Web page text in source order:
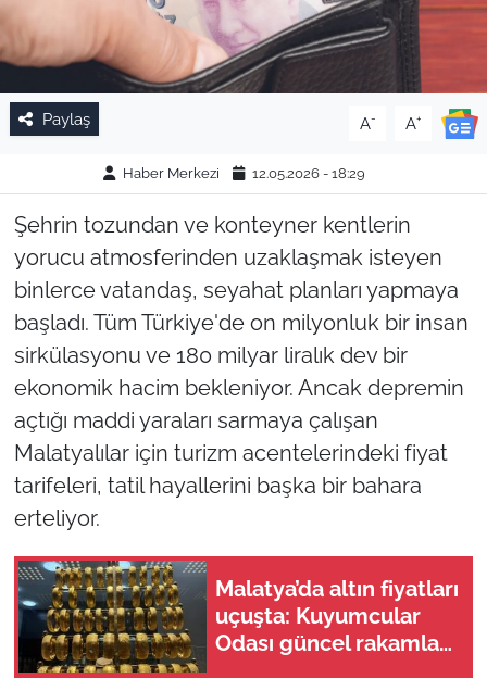
Paylaş A- A+
Haber Merkezi 12.05.2026 - 18:29
Şehrin tozundan ve konteyner kentlerin
yorucu atmosferinden uzaklaşmak isteyen
binlerce vatandaş, seyahat planları yapmaya
başladı. Tüm Türkiye'de on milyonluk bir insan
sirkülasyonu ve 180 milyar liralık dev bir
ekonomik hacim bekleniyor. Ancak depremin
açtığı maddi yaraları sarmaya çalışan
Malatyalılar için turizm acentelerindeki fiyat
tarifeleri, tatil hayallerini başka bir bahara
erteliyor.
Malatya’da altın fiyatları
uçuşta: Kuyumcular
Odası güncel rakamları